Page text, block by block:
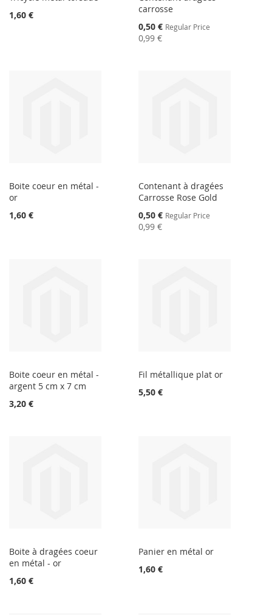
1,60 €
carrosse
Special
Price
0,50 € Regular Price
0,99 €
Boite coeur en métal -
or
1,60 €
Contenant à dragées
Carrosse Rose Gold
Special
Price
0,50 € Regular Price
0,99 €
Boite coeur en métal -
argent 5 cm x 7 cm
3,20 €
Fil métallique plat or
5,50 €
Boite à dragées coeur
en métal - or
1,60 €
Panier en métal or
1,60 €